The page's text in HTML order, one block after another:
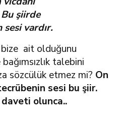
şiirde
sesi vardır.
ait olduğunu
talebini
sözcülük etmez mi? On
sesi bu şiir.
olunca..